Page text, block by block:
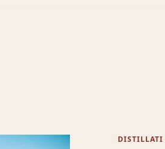
DISTILLATI